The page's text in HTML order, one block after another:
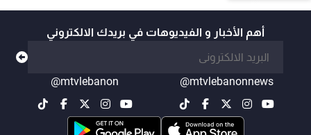
أهم الأخبار و الفيديوهات في بريدك الالكتروني
@mtvlebanonnews
@mtvlebanon